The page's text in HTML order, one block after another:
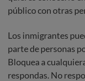
público con otras
Los inmigrantes
parte de personas
Bloquea a
respondas. No